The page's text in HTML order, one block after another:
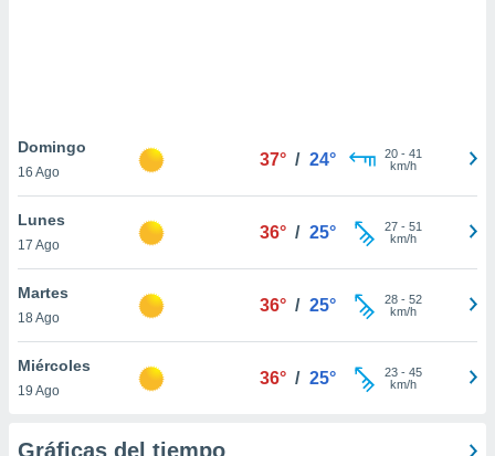
únicos
similares
como
IP
posible
traten tus
en
Para
Domingo
16 Ago
37° / 24° 20- 41
km/h
Lunes
17 Ago
36° / 25° 27- 51
km/h
Martes
18 Ago
36° / 25° 28- 52
km/h
Miércoles
19 Ago
36° / 25° 23- 45
km/h
Gráficas del tiempo